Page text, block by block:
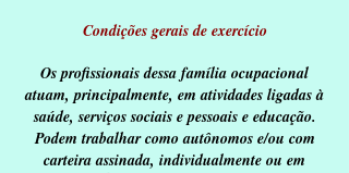
Condições gerais de exercício
Os profissionais dessa família ocupacional
atuam, principalmente, em atividades ligadas à
saúde, serviços sociais e pessoais e educação.
Podem trabalhar como autônomos e/ou com
carteira assinada, individualmente ou em